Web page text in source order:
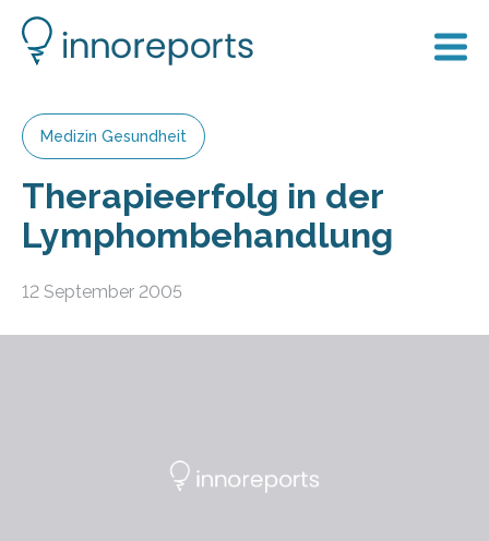
Medizin Gesundheit
Therapieerfolg in der
Lymphombehandlung
12 September 2005